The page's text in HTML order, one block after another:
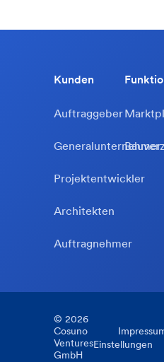
Kunden
Auftraggeber
Generalunternehmer
Projektentwickler
Architekten
Auftragnehmer
© 2026
Cosuno
Ventures
GmbH
Einstellungen